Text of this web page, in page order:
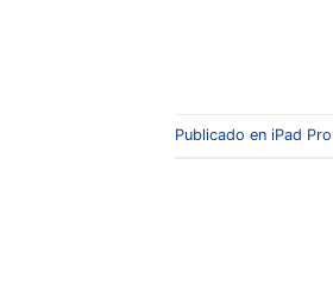
Publicado en iPad